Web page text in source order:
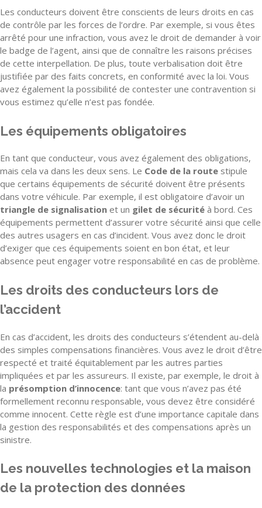
Les conducteurs doivent être conscients de leurs droits en cas
de contrôle par les forces de l’ordre. Par exemple, si vous êtes
arrêté pour une infraction, vous avez le droit de demander à voir
le badge de l’agent, ainsi que de connaître les raisons précises
de cette interpellation. De plus, toute verbalisation doit être
justifiée par des faits concrets, en conformité avec la loi. Vous
avez également la possibilité de contester une contravention si
vous estimez qu’elle n’est pas fondée.
Les équipements obligatoires
En tant que conducteur, vous avez également des obligations,
mais cela va dans les deux sens. Le Code de la route stipule
que certains équipements de sécurité doivent être présents
dans votre véhicule. Par exemple, il est obligatoire d’avoir un
triangle de signalisation et un gilet de sécurité à bord. Ces
équipements permettent d’assurer votre sécurité ainsi que celle
des autres usagers en cas d’incident. Vous avez donc le droit
d’exiger que ces équipements soient en bon état, et leur
absence peut engager votre responsabilité en cas de problème.
Les droits des conducteurs lors de
l’accident
En cas d’accident, les droits des conducteurs s’étendent au-delà
des simples compensations financières. Vous avez le droit d’être
respecté et traité équitablement par les autres parties
impliquées et par les assureurs. Il existe, par exemple, le droit à
la présomption d’innocence: tant que vous n’avez pas été
formellement reconnu responsable, vous devez être considéré
comme innocent. Cette règle est d’une importance capitale dans
la gestion des responsabilités et des compensations après un
sinistre.
Les nouvelles technologies et la maison
de la protection des données